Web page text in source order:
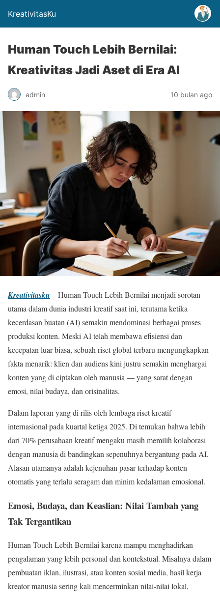
KreativitasKu
Human Touch Lebih Bernilai:
Kreativitas Jadi Aset di Era AI
admin 10 bulan ago
Kreativitasku – Human Touch Lebih Bernilai menjadi sorotan
utama dalam dunia industri kreatif saat ini, terutama ketika
kecerdasan buatan (AI) semakin mendominasi berbagai proses
produksi konten. Meski AI telah membawa efisiensi dan
kecepatan luar biasa, sebuah riset global terbaru mengungkapkan
fakta menarik: klien dan audiens kini justru semakin menghargai
konten yang di ciptakan oleh manusia — yang sarat dengan
emosi, nilai budaya, dan orisinalitas.
Dalam laporan yang di rilis oleh lembaga riset kreatif
internasional pada kuartal ketiga 2025. Di temukan bahwa lebih
dari 70% perusahaan kreatif mengaku masih memilih kolaborasi
dengan manusia di bandingkan sepenuhnya bergantung pada AI.
Alasan utamanya adalah kejenuhan pasar terhadap konten
otomatis yang terlalu seragam dan minim kedalaman emosional.
Emosi, Budaya, dan Keaslian: Nilai Tambah yang
Tak Tergantikan
Human Touch Lebih Bernilai karena mampu menghadirkan
pengalaman yang lebih personal dan kontekstual. Misalnya dalam
pembuatan iklan, ilustrasi, atau konten sosial media, hasil kerja
kreator manusia sering kali mencerminkan nilai-nilai lokal,